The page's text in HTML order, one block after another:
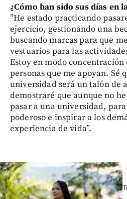
¿Cómo han sido sus días en
”He estado practicando
ejercicio, gestionando una
buscando marcas para que
vestuarios para las
Estoy en modo
personas que me apoyan. Sé
universidad será un talón de
demostraré que aunque no
pasar a una universidad,
poderoso e inspirar a los
experiencia de vida”.